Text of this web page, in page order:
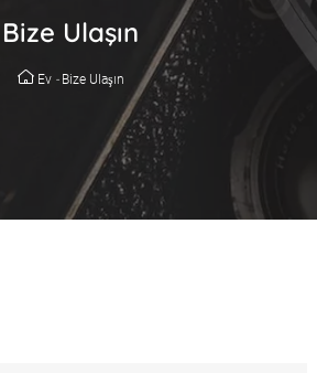
Bize Ulaşın
Ev - Bize Ulaşın